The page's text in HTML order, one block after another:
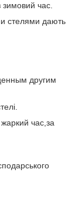
зимовий час.
стелями дають
другим
час,за